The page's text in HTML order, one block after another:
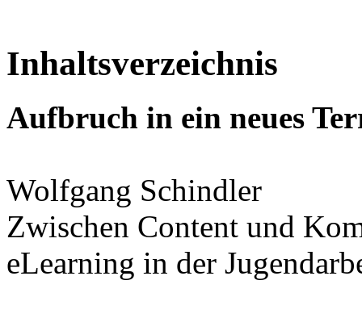
Inhaltsverzeichnis
Aufbruch in ein neues
Wolfgang Schindler
Zwischen Content und
eLearning in der